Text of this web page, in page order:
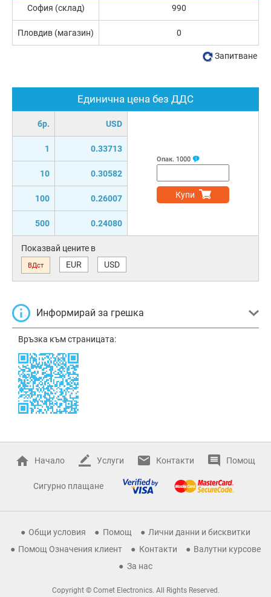
Единична цена без ДДС
бр. USD
1 0.33713
10 0.30582
100 0.26007
500 0.24080
Опак. 1000
Купи
Показвай цените в
ВДст EUR USD
Информирай за грешка
Връзка към страницата:
София (склад) 990
Пловдив (магазин) 0
Запитване
Начало Услуги Контакти Помощ
Сигурно плащане
Общи условия Помощ
Лични данни и бисквитки
Помощ Означения клиент
Контакти
Валутни курсове
За нас
Copyright © Comet Electronics. All Rights Reserved.